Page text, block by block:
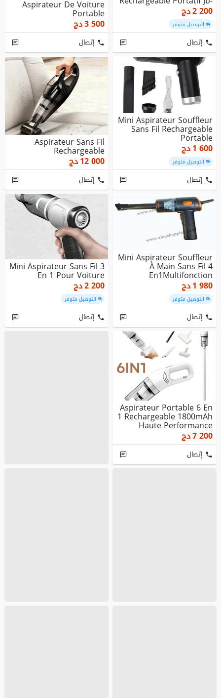
106 ...
2 200دج
التوصيل متوفر
إتصال
Aspirateur De Voiture
Portable
3 500دج
إتصال
Mini Aspirateur Souffleur
Sans Fil Rechargeable
Portable
1 600دج
التوصيل متوفر
إتصال
Aspirateur Sans Fil
Rechargeable
12 000دج
إتصال
Mini Aspirateur Souffleur
À Main Sans Fil 4
En1Multifonction
1 980دج
التوصيل متوفر
إتصال
Mini Aspirateur Sans Fil 3
En 1 Pour Voiture
2 200دج
التوصيل متوفر
إتصال
Aspirateur Portable 6 En
1 Rechargeable 1800mAh
Haute Performance
7 200دج
إتصال